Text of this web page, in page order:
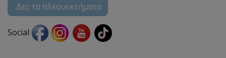
Δες τα πλεονεκτήματα
Social